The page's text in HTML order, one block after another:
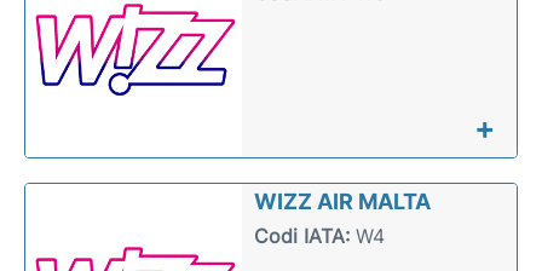
+
WIZZ AIR MALTA
Codi IATA:W4